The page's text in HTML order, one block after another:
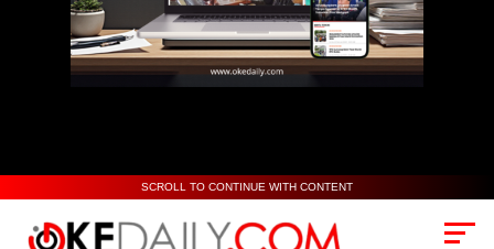
SCROLL TO CONTINUE WITH CONTENT